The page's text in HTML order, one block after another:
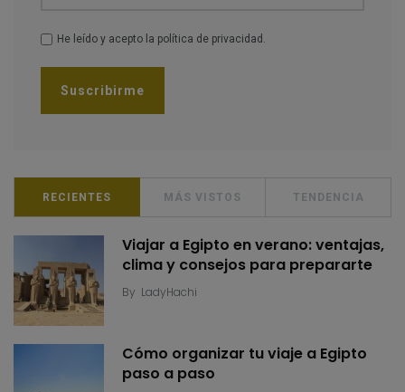
He leído y acepto la política de privacidad .
RECIENTES MÁS VISTOS TENDENCIA
Viajar a Egipto en verano: ventajas,
clima y consejos para prepararte
By LadyHachi
Cómo organizar tu viaje a Egipto
paso a paso